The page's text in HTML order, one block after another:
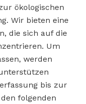
ökologischen
Wir bieten eine
die sich auf die
Um
werden
bis zur
folgenden